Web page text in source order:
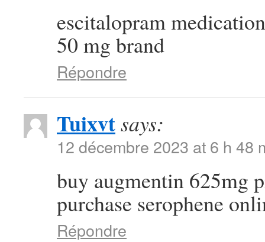
escitalopram
50 mg brand
Répondre
Tuixvtsays:
12 décembre 2023 at 6 h 48
buy augmentin 625mg
purchase serophene
Répondre